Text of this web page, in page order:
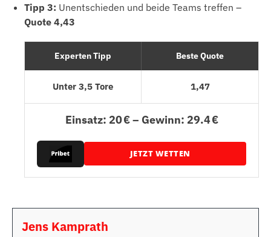
Tipp 3: Unentschieden und beide Teams treffen –
Quote 4,43
Experten Tipp Beste Quote
Unter 3,5 Tore 1,47
Einsatz: 20 € – Gewinn: 29.4 €
JETZT WETTEN
Jens Kamprath